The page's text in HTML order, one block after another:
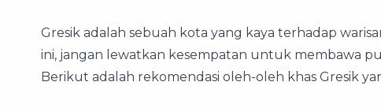
Gresik adalah sebuah kota yang kaya terhadap
ini, jangan lewatkan kesempatan untuk membawa
Berikut adalah rekomendasi oleh-oleh khas Gresik